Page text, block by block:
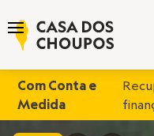
Com Conta e
Medida